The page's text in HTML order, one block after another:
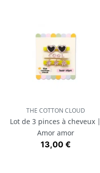
THE COTTON CLOUD
Lot de 3 pinces à cheveux |
Amor amor
Prix
13,00 €